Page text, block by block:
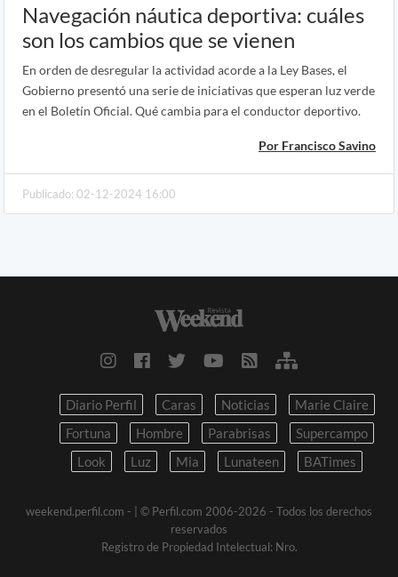
Navegación náutica deportiva: cuáles
son los cambios que se vienen
En orden de desregular la actividad acorde a la Ley Bases, el
Gobierno presentó una serie de iniciativas que esperan luz verde
en el Boletín Oficial. Qué cambia para el conductor deportivo.
Por Francisco Savino
Publicado: 02-12-2024 16:00
Diario Perfil Caras Noticias
Marie Claire
Fortuna
Hombre Parabrisas
Supercampo
Look
Luz Mia Lunateen BATimes
weekend.perfil.com -
| © Perfil.com 2006-2026 - Todos los derechos
reservados
Registro de Propiedad Intelectual: Nro.